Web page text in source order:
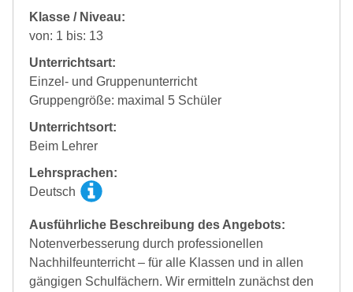
Klasse / Niveau:
von: 1 bis: 13
Unterrichtsart:
Einzel- und Gruppenunterricht
Gruppengröße: maximal 5 Schüler
Unterrichtsort:
Beim Lehrer
Lehrsprachen:
Deutsch
Ausführliche Beschreibung des Angebots:
Notenverbesserung durch professionellen
Nachhilfeunterricht – für alle Klassen und in allen
gängigen Schulfächern. Wir ermitteln zunächst den